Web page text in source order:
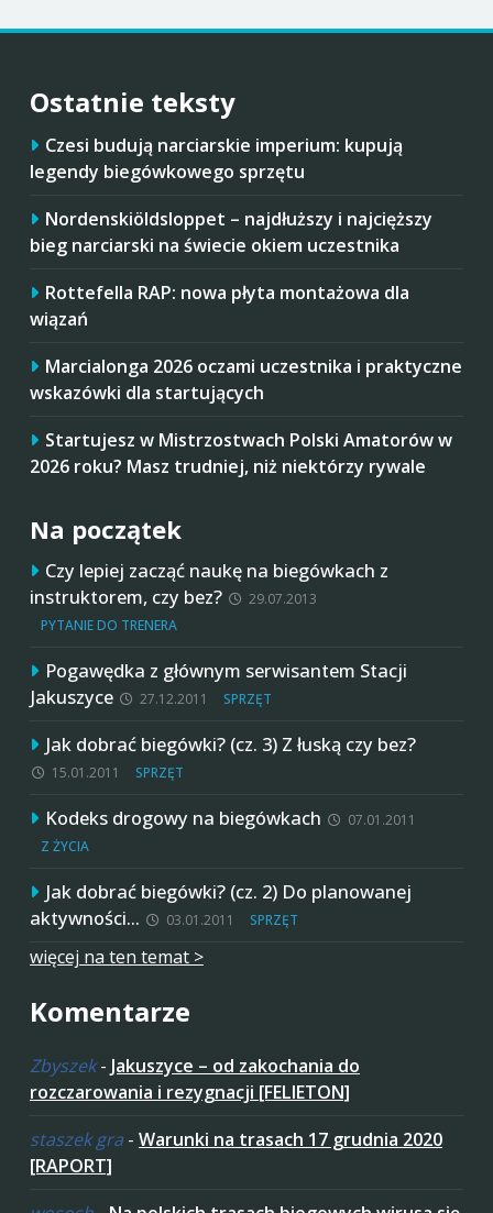
Ostatnie teksty
Czesi budują narciarskie imperium: kupują
legendy biegówkowego sprzętu
Nordenskiöldsloppet – najdłuższy i najcięższy
bieg narciarski na świecie okiem uczestnika
Rottefella RAP: nowa płyta montażowa dla
wiązań
Marcialonga 2026 oczami uczestnika i praktyczne
wskazówki dla startujących
Startujesz w Mistrzostwach Polski Amatorów w
2026 roku? Masz trudniej, niż niektórzy rywale
Na początek
Czy lepiej zacząć naukę na biegówkach z
instruktorem, czy bez?
29.07.2013
PYTANIE DO TRENERA
Pogawędka z głównym serwisantem Stacji
Jakuszyce
27.12.2011 SPRZĘT
Jak dobrać biegówki? (cz. 3) Z łuską czy bez?
15.01.2011 SPRZĘT
Kodeks drogowy na biegówkach
07.01.2011
Z ŻYCIA
Jak dobrać biegówki? (cz. 2) Do planowanej
aktywności…
03.01.2011 SPRZĘT
więcej na ten temat >
Komentarze
Zbyszek- Jakuszyce – od zakochania do
rozczarowania i rezygnacji [FELIETON]
staszek gra - Warunki na trasach 17 grudnia 2020
[RAPORT]